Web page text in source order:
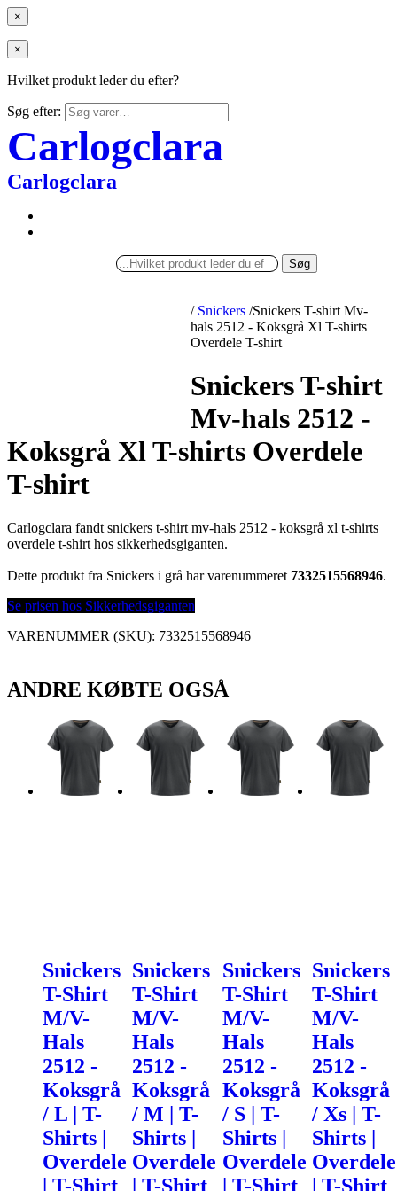
×
×
Hvilket produkt leder du efter?
Søg efter:
Carlogclara
Carlogclara
Søg
/ Snickers /Snickers T-shirt Mv-
hals 2512 - Koksgrå Xl T-shirts
Overdele T-shirt
Snickers T-shirt
Mv-hals 2512 -
Koksgrå Xl T-shirts Overdele
T-shirt
Carlogclara fandt snickers t-shirt mv-hals 2512 - koksgrå xl t-shirts
overdele t-shirt hos sikkerhedsgiganten.
Dette produkt fra Snickers i grå har varenummeret 7332515568946.
Se prisen hos Sikkerhedsgiganten
VARENUMMER (SKU): 7332515568946
ANDRE KØBTE OGSÅ
Snickers
T-Shirt
M/V-
Hals
2512 -
Koksgrå
/ L | T-
Shirts |
Overdele
| T-Shirt
Snickers
T-Shirt
M/V-
Hals
2512 -
Koksgrå
/ M | T-
Shirts |
Overdele
| T-Shirt
Snickers
T-Shirt
M/V-
Hals
2512 -
Koksgrå
/ S | T-
Shirts |
Overdele
| T-Shirt
Snickers
T-Shirt
M/V-
Hals
2512 -
Koksgrå
/ Xs | T-
Shirts |
Overdele
| T-Shirt